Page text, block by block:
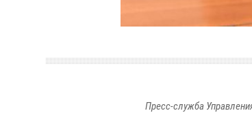
Пресс-служба